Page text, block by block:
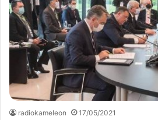
radiokameleon 17/05/2021